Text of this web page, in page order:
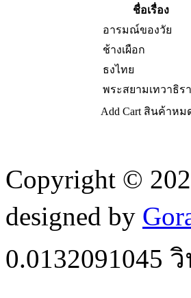
ชื่อเรื่อง
อารมณ์ของวัย
ช้างเผือก
ธงไทย
พระสยามเทวาธิร
Add Cart สินค้าหม
Copyright ©
designed by
0.0132091045